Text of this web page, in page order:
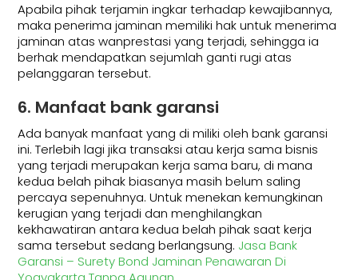
Apabila pihak terjamin ingkar terhadap kewajibannya,
maka penerima jaminan memiliki hak untuk menerima
jaminan atas wanprestasi yang terjadi, sehingga ia
berhak mendapatkan sejumlah ganti rugi atas
pelanggaran tersebut.
6. Manfaat bank garansi
Ada banyak manfaat yang di miliki oleh bank garansi
ini. Terlebih lagi jika transaksi atau kerja sama bisnis
yang terjadi merupakan kerja sama baru, di mana
kedua belah pihak biasanya masih belum saling
percaya sepenuhnya. Untuk menekan kemungkinan
kerugian yang terjadi dan menghilangkan
kekhawatiran antara kedua belah pihak saat kerja
sama tersebut sedang berlangsung. Jasa Bank
Garansi – Surety Bond Jaminan Penawaran Di